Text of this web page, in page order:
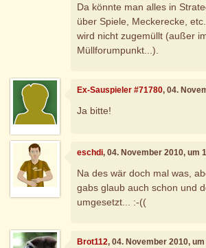
Da könnte man alles in
über Spiele, Meckerecke,
wird nicht zugemüllt (außer
Müllforumpunkt...).
Ex-Sauspieler #71780, 04.
Ja bitte!
eschdi, 04. November 2010, um
Na des wär doch mal was,
gabs glaub auch schon und
umgesetzt... :-((
Brot112, 04. November 2010,